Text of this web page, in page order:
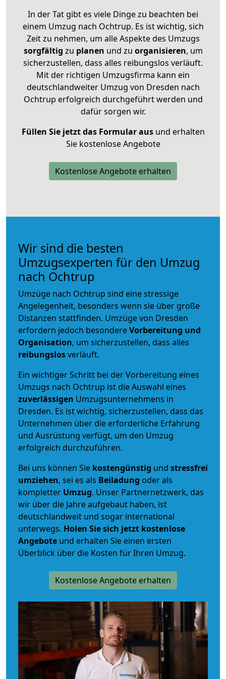
In der Tat gibt es viele Dinge zu beachten bei
einem Umzug nach Ochtrup. Es ist wichtig, sich
Zeit zu nehmen, um alle Aspekte des Umzugs
sorgfältig zu planen und zu organisieren, um
sicherzustellen, dass alles reibungslos verläuft.
Mit der richtigen Umzugsfirma kann ein
deutschlandweiter Umzug von Dresden nach
Ochtrup erfolgreich durchgeführt werden und
dafür sorgen wir.
Füllen Sie jetzt das Formular ausund erhalten
Sie kostenlose Angebote
Kostenlose Angebote erhalten
Wir sind die besten
Umzugsexperten für den Umzug
nach Ochtrup
Umzüge nach Ochtrup sind eine stressige
Angelegenheit, besonders wenn sie über große
Distanzen stattfinden. Umzüge von Dresden
erfordern jedoch besondereVorbereitung und
Organisation, um sicherzustellen, dass alles
reibungslosverläuft.
Ein wichtiger Schritt bei der Vorbereitung eines
Umzugs nach Ochtrup ist die Auswahl eines
zuverlässigen Umzugsunternehmens in
Dresden. Es ist wichtig, sicherzustellen, dass das
Unternehmen über die erforderliche Erfahrung
und Ausrüstung verfügt, um den Umzug
erfolgreich durchzuführen.
Bei uns können Sie kostengünstig und stressfrei
umziehen, sei es als Beiladung oder als
kompletter Umzug. Unser Partnernetzwerk, das
wir über die Jahre aufgebaut haben, ist
deutschlandweit und sogar international
unterwegs. Holen Sie sich jetzt kostenlose
Angebote und erhalten Sie einen ersten
Überblick über die Kosten für Ihren Umzug.
Kostenlose Angebote erhalten